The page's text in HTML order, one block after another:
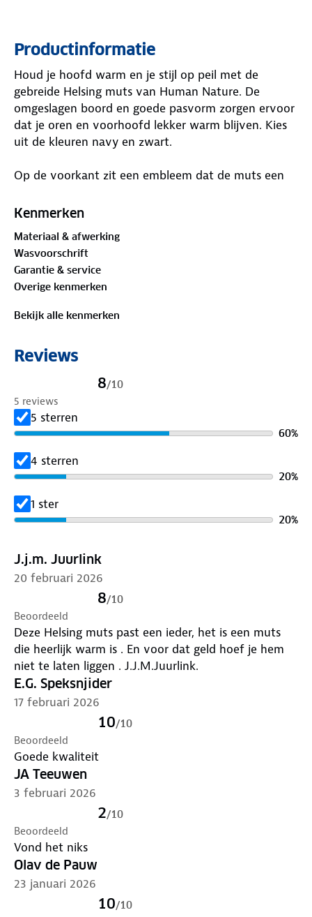
Productinformatie
Houd je hoofd warm en je stijl op peil met de
gebreide Helsing muts van Human Nature. De
omgeslagen boord en goede pasvorm zorgen ervoor
dat je oren en voorhoofd lekker warm blijven. Kies
uit de kleuren navy en zwart.
Op de voorkant zit een embleem dat de muts een
afmaken? Er is ook een bijpassende sjaal
dagen door te komen.
Materiaal:
100% acryl
Kenmerken
Materiaal & afwerking
Wasvoorschrift
Garantie & service
Overige kenmerken
Bekijk alle kenmerken
Reviews
8/10
5 reviews
5 sterren
60%
4 sterren
20%
1 ster
20%
J.j.m. Juurlink
20 februari 2026
8/10
Beoordeeld
Deze Helsing muts past een ieder, het is een muts
die heerlijk warm is . En voor dat geld hoef je hem
niet te laten liggen . J.J.M.Juurlink.
E.G. Speksnjider
17 februari 2026
10/10
Beoordeeld
Goede kwaliteit
JA Teeuwen
3 februari 2026
2/10
Beoordeeld
Vond het niks
Olav de Pauw
23 januari 2026
10/10